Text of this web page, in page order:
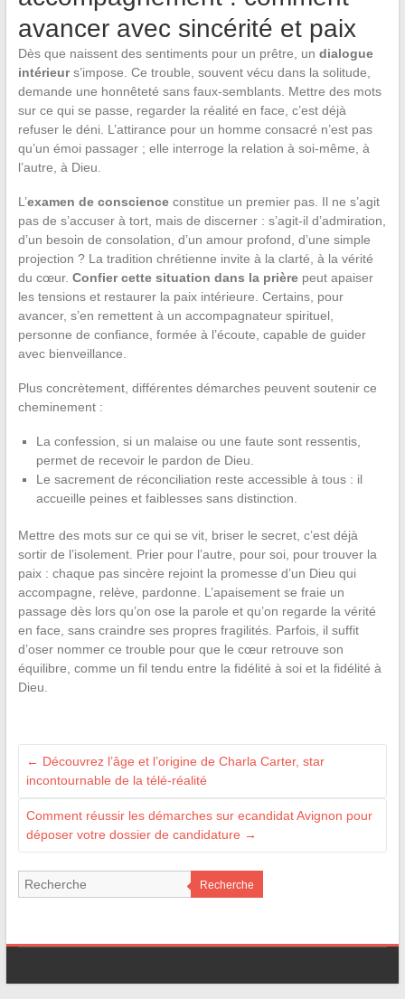
avancer avec sincérité et paix
Dès que naissent des sentiments pour un prêtre, un dialogue
intérieurs’impose. Ce trouble, souvent vécu dans la solitude,
demande une honnêteté sans faux-semblants. Mettre des mots
sur ce qui se passe, regarder la réalité en face, c’est déjà
refuser le déni. L’attirance pour un homme consacré n’est pas
qu’un émoi passager ; elle interroge la relation à soi-même, à
l’autre, à Dieu.
L’examen de conscienceconstitue un premier pas. Il ne s’agit
pas de s’accuser à tort, mais de discerner : s’agit-il d’admiration,
d’un besoin de consolation, d’un amour profond, d’une simple
projection ? La tradition chrétienne invite à la clarté, à la vérité
du cœur. Confier cette situation dans la prièrepeut apaiser
les tensions et restaurer la paix intérieure. Certains, pour
avancer, s’en remettent à un accompagnateur spirituel,
personne de confiance, formée à l’écoute, capable de guider
avec bienveillance.
Plus concrètement, différentes démarches peuvent soutenir ce
cheminement :
La confession, si un malaise ou une faute sont ressentis,
permet de recevoir le pardon de Dieu.
Le sacrement de réconciliation reste accessible à tous : il
accueille peines et faiblesses sans distinction.
Mettre des mots sur ce qui se vit, briser le secret, c’est déjà
sortir de l’isolement. Prier pour l’autre, pour soi, pour trouver la
paix : chaque pas sincère rejoint la promesse d’un Dieu qui
accompagne, relève, pardonne. L’apaisement se fraie un
passage dès lors qu’on ose la parole et qu’on regarde la vérité
en face, sans craindre ses propres fragilités. Parfois, il suffit
d’oser nommer ce trouble pour que le cœur retrouve son
équilibre, comme un fil tendu entre la fidélité à soi et la fidélité à
Dieu.
← Découvrez l’âge et l’origine de Charla Carter, star
incontournable de la télé-réalité
Comment réussir les démarches sur ecandidat Avignon pour
déposer votre dossier de candidature →
Recherche